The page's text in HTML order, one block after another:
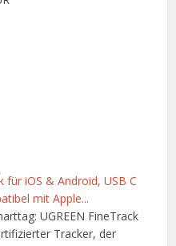
für iOS & Android, USB C
mit Apple...
UGREEN FineTrack
Tracker, der